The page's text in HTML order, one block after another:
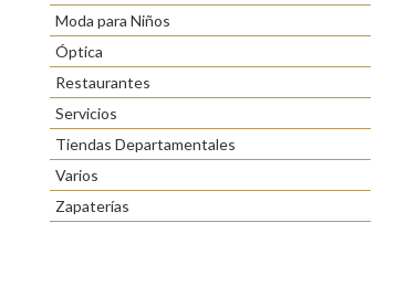
Moda para Niños
Óptica
Restaurantes
Servicios
Tiendas Departamentales
Varios
Zapaterías